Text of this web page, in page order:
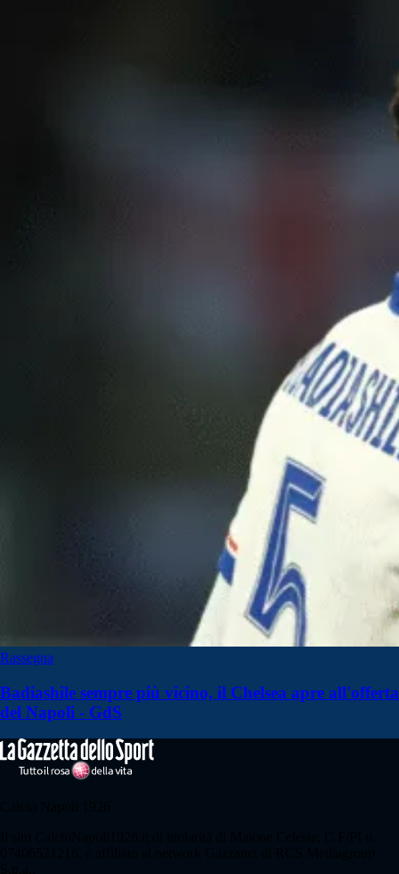
Rassegna
Badiashile sempre più vicino, il Chelsea apre all'offerta
del Napoli - GdS